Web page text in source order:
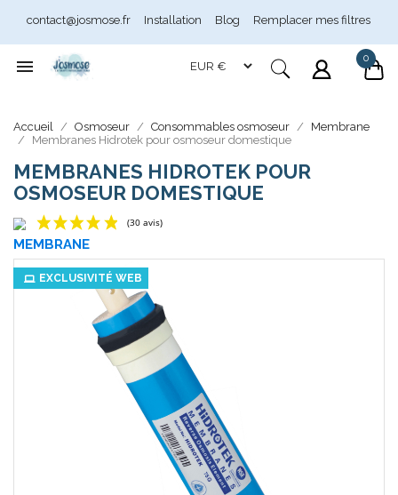
contact@josmose.fr Installation Blog Remplacer mes filtres
 0
Accueil Osmoseur Consommables osmoseur
Membrane
Membranes Hidrotek pour osmoseur domestique
MEMBRANES HIDROTEK POUR
OSMOSEUR DOMESTIQUE
(30 avis)
MEMBRANE
EXCLUSIVITÉ WEB
En ligne